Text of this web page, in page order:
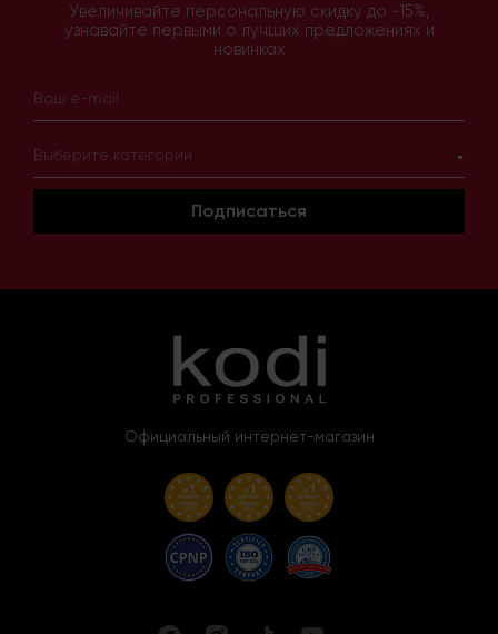
Увеличивайте персональную скидку до -15%,
узнавайте первыми о лучших предложениях и
новинках
Выберите категории
Подписаться
Официальный интернет-магазин